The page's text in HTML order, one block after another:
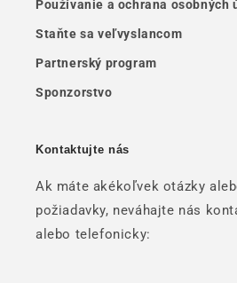
Používanie a ochrana osobných
Staňte sa veľvyslancom
Partnerský program
Sponzorstvo
Kontaktujte nás
Ak máte akékoľvek otázky
požiadavky, neváhajte nás
alebo telefonicky: